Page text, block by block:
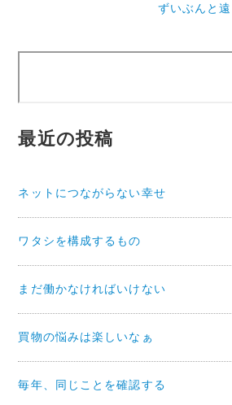
ー
シ
ン
ずいぶんと
最近の投稿
ネットにつながらない幸せ
ワタシを構成するもの
まだ働かなければいけない
買物の悩みは楽しいなぁ
毎年、同じことを確認する